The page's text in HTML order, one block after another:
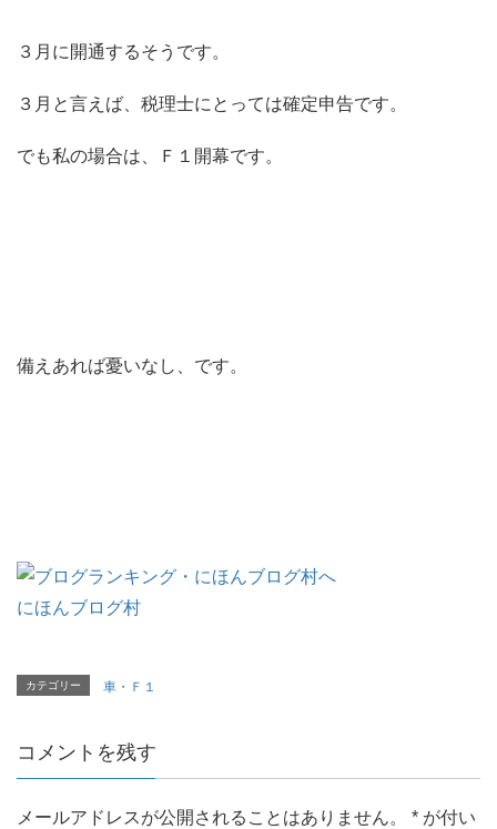
３月に開通するそうです。
３月と言えば、税理士にとっては確定申告です。
でも私の場合は、Ｆ１開幕です。
備えあれば憂いなし、です。
にほんブログ村
カテゴリー 車・Ｆ１
コメントを残す
メールアドレスが公開されることはありません。 * が付い